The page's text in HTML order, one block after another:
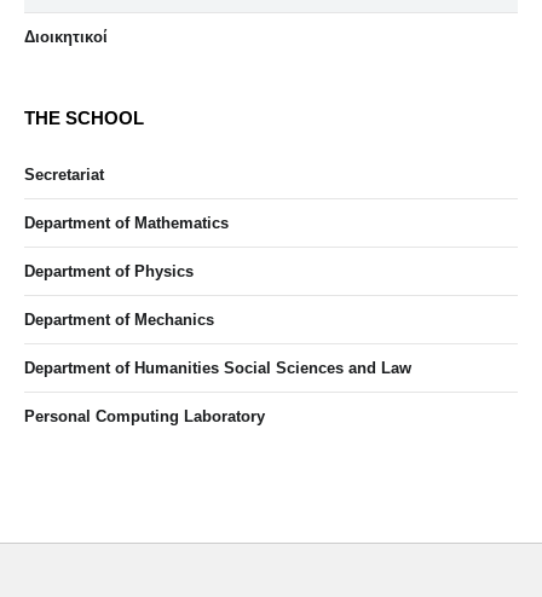
Διοικητικοί
THE SCHOOL
Secretariat
Department of Mathematics
Department of Physics
Department of Mechanics
Department of Humanities Social Sciences and Law
Personal Computing Laboratory